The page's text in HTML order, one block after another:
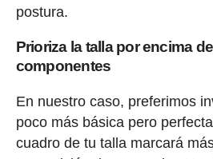
postura.
Prioriza la talla por encima
componentes
En nuestro caso, preferimos
poco más básica pero
cuadro de tu talla marcará